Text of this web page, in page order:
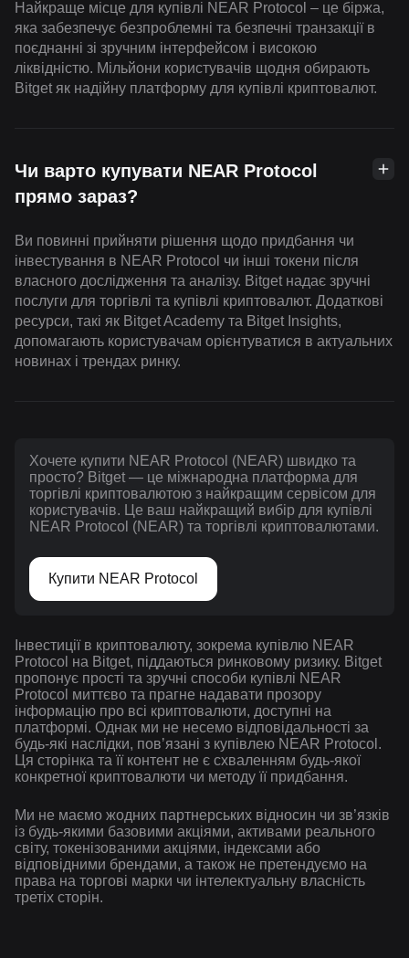
Найкраще місце для купівлі NEAR Protocol – це біржа,
яка забезпечує безпроблемні та безпечні транзакції в
поєднанні зі зручним інтерфейсом і високою
ліквідністю. Мільйони користувачів щодня обирають
Bitget як надійну платформу для купівлі криптовалют.
Чи варто купувати NEAR Protocol
прямо зараз?
Ви повинні прийняти рішення щодо придбання чи
інвестування в NEAR Protocol чи інші токени після
власного дослідження та аналізу. Bitget надає зручні
послуги для торгівлі та купівлі криптовалют. Додаткові
ресурси, такі як Bitget Academy та Bitget Insights,
допомагають користувачам орієнтуватися в актуальних
новинах і трендах ринку.
Хочете купити NEAR Protocol (NEAR) швидко та
просто? Bitget — це міжнародна платформа для
торгівлі криптовалютою з найкращим сервісом для
користувачів. Це ваш найкращий вибір для купівлі
NEAR Protocol (NEAR) та торгівлі криптовалютами.
Купити NEAR Protocol
Інвестиції в криптовалюту, зокрема купівлю NEAR
Protocol на Bitget, піддаються ринковому ризику. Bitget
пропонує прості та зручні способи купівлі NEAR
Protocol миттєво та прагне надавати прозору
інформацію про всі криптовалюти, доступні на
платформі. Однак ми не несемо відповідальності за
будь-які наслідки, повʼязані з купівлею NEAR Protocol.
Ця сторінка та її контент не є схваленням будь-якої
конкретної криптовалюти чи методу її придбання.
Ми не маємо жодних партнерських відносин чи зв’язків
із будь-якими базовими акціями, активами реального
світу, токенізованими акціями, індексами або
відповідними брендами, а також не претендуємо на
права на торгові марки чи інтелектуальну власність
третіх сторін.